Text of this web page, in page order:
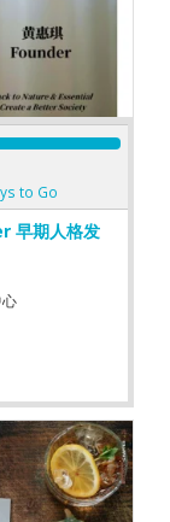
to Go
期人格发